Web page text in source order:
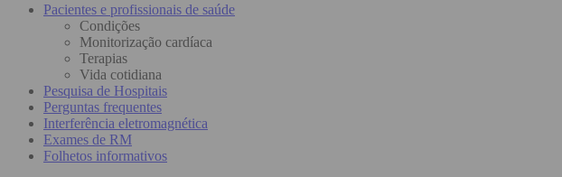
Pacientes e profissionais de saúde
Condições
Monitorização cardíaca
Terapias
Vida cotidiana
Pesquisa de Hospitais
Perguntas frequentes
Interferência eletromagnética
Exames de RM
Folhetos informativos